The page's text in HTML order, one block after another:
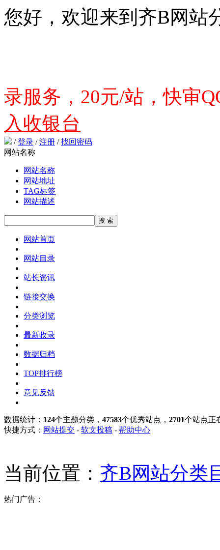
您好，欢迎来到齐B网站
录服务，20元/站，快审
入收银台
/登录 /注册 /找回密码
网站名称
网站名称
网站地址
TAG标签
网站描述
网站首页
网站目录
站长资讯
链接交换
分类浏览
最新收录
数据归档
TOP排行榜
意见反馈
数据统计： 124个主题分类， 47583个优秀站点， 2701个站点正
快捷方式： 网站提交 - 软文投稿 - 帮助中心
当前位置： 齐B网站分类
热门广告：